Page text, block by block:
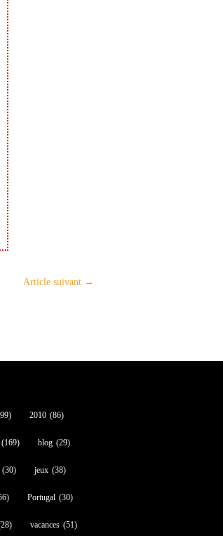
Article suivant→
2010 (86)
(169) blog (29)
(30) jeux (38)
Portugal (30)
vacances (51)